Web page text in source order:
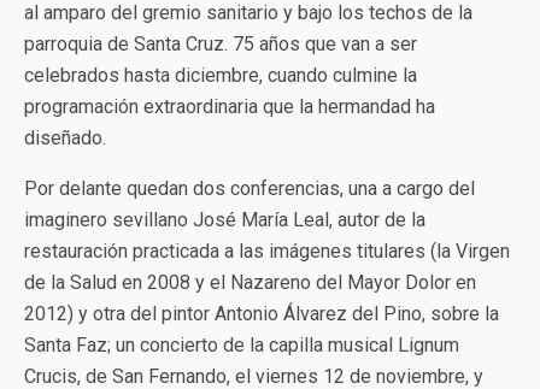
al amparo del gremio sanitario y bajo los techos de la
parroquia de Santa Cruz. 75 años que van a ser
celebrados hasta diciembre, cuando culmine la
programación extraordinaria que la hermandad ha
diseñado.
Por delante quedan dos conferencias, una a cargo del
imaginero sevillano José María Leal, autor de la
restauración practicada a las imágenes titulares (la Virgen
de la Salud en 2008 y el Nazareno del Mayor Dolor en
2012) y otra del pintor Antonio Álvarez del Pino, sobre la
Santa Faz; un concierto de la capilla musical Lignum
Crucis, de San Fernando, el viernes 12 de noviembre, y